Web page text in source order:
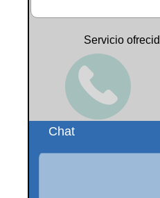
Servicio
Chat